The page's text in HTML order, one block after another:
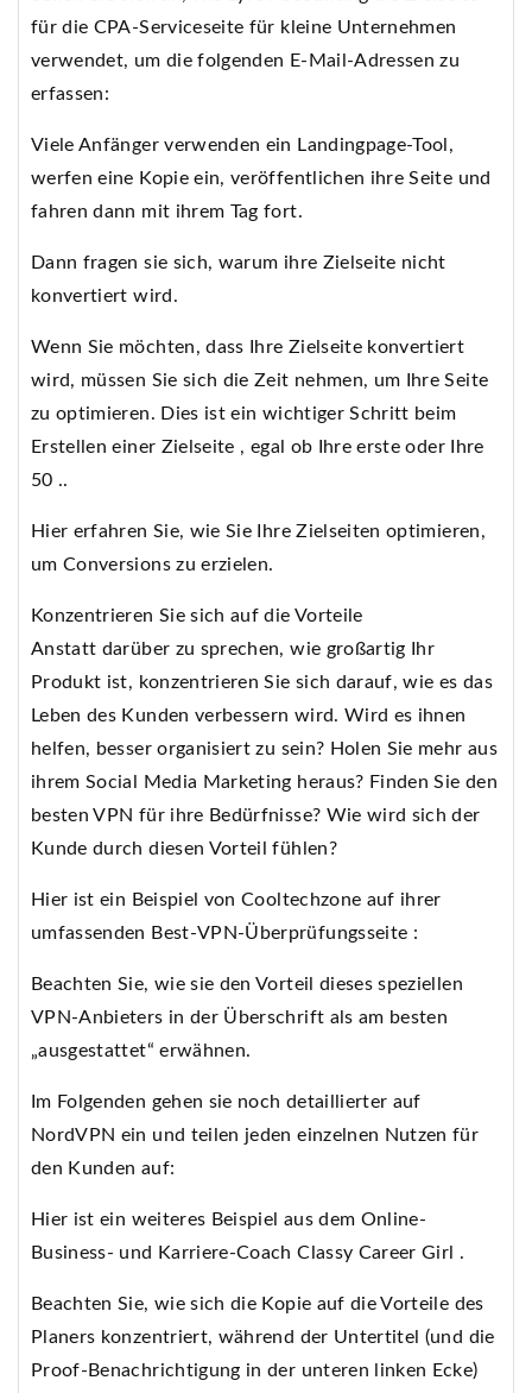
für die CPA-Serviceseite für kleine Unternehmen
verwendet, um die folgenden E-Mail-Adressen zu
erfassen:
Viele Anfänger verwenden ein Landingpage-Tool,
werfen eine Kopie ein, veröffentlichen ihre Seite und
fahren dann mit ihrem Tag fort.
Dann fragen sie sich, warum ihre Zielseite nicht
konvertiert wird.
Wenn Sie möchten, dass Ihre Zielseite konvertiert
wird, müssen Sie sich die Zeit nehmen, um Ihre Seite
zu optimieren. Dies ist ein wichtiger Schritt beim
Erstellen einer Zielseite , egal ob Ihre erste oder Ihre
50 ..
Hier erfahren Sie, wie Sie Ihre Zielseiten optimieren,
um Conversions zu erzielen.
Konzentrieren Sie sich auf die Vorteile
Anstatt darüber zu sprechen, wie großartig Ihr
Produkt ist, konzentrieren Sie sich darauf, wie es das
Leben des Kunden verbessern wird. Wird es ihnen
helfen, besser organisiert zu sein? Holen Sie mehr aus
ihrem Social Media Marketing heraus? Finden Sie den
besten VPN für ihre Bedürfnisse? Wie wird sich der
Kunde durch diesen Vorteil fühlen?
Hier ist ein Beispiel von Cooltechzone auf ihrer
umfassenden Best-VPN-Überprüfungsseite :
Beachten Sie, wie sie den Vorteil dieses speziellen
VPN-Anbieters in der Überschrift als am besten
„ausgestattet“ erwähnen.
Im Folgenden gehen sie noch detaillierter auf
NordVPN ein und teilen jeden einzelnen Nutzen für
den Kunden auf:
Hier ist ein weiteres Beispiel aus dem Online-
Business- und Karriere-Coach Classy Career Girl .
Beachten Sie, wie sich die Kopie auf die Vorteile des
Planers konzentriert, während der Untertitel (und die
Proof-Benachrichtigung in der unteren linken Ecke)